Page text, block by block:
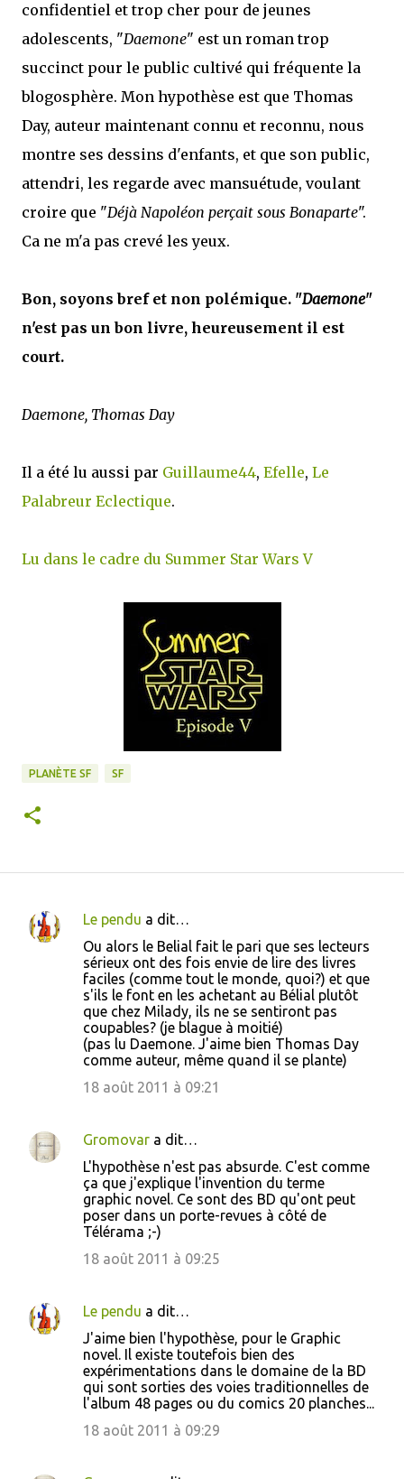
confidentiel et trop cher pour de jeunes
adolescents, "Daemone" est un roman trop
succinct pour le public cultivé qui fréquente la
blogosphère. Mon hypothèse est que Thomas
Day, auteur maintenant connu et reconnu, nous
montre ses dessins d'enfants, et que son public,
attendri, les regarde avec mansuétude, voulant
croire que "Déjà Napoléon perçait sous Bonaparte".
Ca ne m'a pas crevé les yeux.
Bon, soyons bref et non polémique. "Daemone"
n'est pas un bon livre, heureusement il est
court.
Daemone, Thomas Day
Il a été lu aussi par Guillaume44, Efelle, Le
Palabreur Eclectique.
Lu dans le cadre du Summer Star Wars V
PLANÈTE SF SF
C
i
r
Le pendu a dit…
Ou alors le Belial fait le pari que ses lecteurs
sérieux ont des fois envie de lire des livres
faciles (comme tout le monde, quoi?) et que
s'ils le font en les achetant au Bélial plutôt
que chez Milady, ils ne se sentiront pas
coupables? (je blague à moitié)
(pas lu Daemone. J'aime bien Thomas Day
comme auteur, même quand il se plante)
18 août 2011 à 09:21
Gromovar a dit…
L'hypothèse n'est pas absurde. C'est comme
ça que j'explique l'invention du terme
graphic novel. Ce sont des BD qu'ont peut
poser dans un porte-revues à côté de
Télérama ;-)
18 août 2011 à 09:25
Le pendu a dit…
J'aime bien l'hypothèse, pour le Graphic
novel. Il existe toutefois bien des
expérimentations dans le domaine de la BD
qui sont sorties des voies traditionnelles de
l'album 48 pages ou du comics 20 planches...
18 août 2011 à 09:29